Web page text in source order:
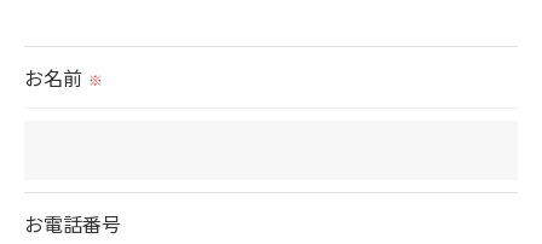
られた場合を除き、
お名前 ※
お電話番号